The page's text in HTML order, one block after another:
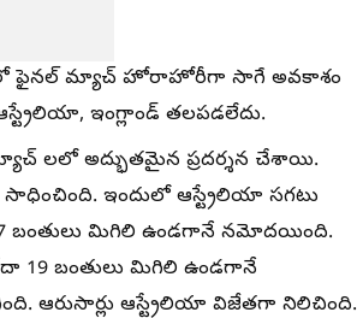
ఫైనల్ మ్యాచ్ హోరాహోరీగా సాగే అవకాశం
ఇంగ్లాండ్ తలపడలేదు.
లలో అద్భుతమైన ప్రదర్శన చేశాయి.
ఇందులో ఆస్ట్రేలియా సగటు
బంతులు మిగిలి ఉండగానే నమోదయింది.
19 బంతులు మిగిలి ఉండగానే
ఆరుసార్లు ఆస్ట్రేలియా విజేతగా నిలిచింది.